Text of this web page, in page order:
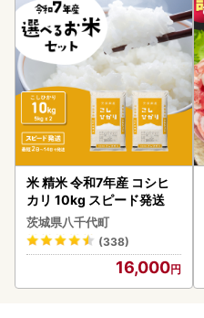
米 精米 令和7年産 コシヒ
カリ 10kg スピード発送
茨城県八千代町
(338)
16,000